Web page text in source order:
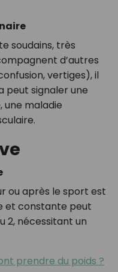
soudains, très
d’autres
vertiges), il
peut signaler une
une maladie
ou après le sport est
et constante peut
2, nécessitant un
prendre du poids ?